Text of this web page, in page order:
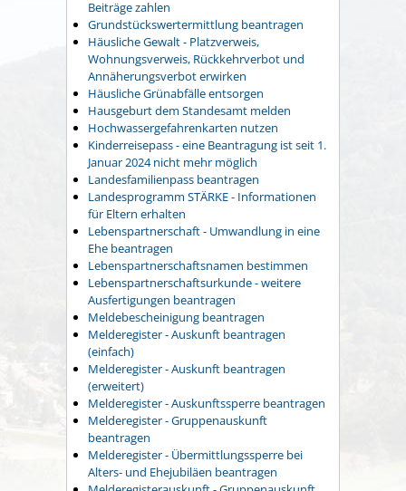
Beiträge zahlen
Grundstückswertermittlung beantragen
Häusliche Gewalt - Platzverweis,
Wohnungsverweis, Rückkehrverbot und
Annäherungsverbot erwirken
Häusliche Grünabfälle entsorgen
Hausgeburt dem Standesamt melden
Hochwassergefahrenkarten nutzen
Kinderreisepass - eine Beantragung ist seit 1.
Januar 2024 nicht mehr möglich
Landesfamilienpass beantragen
Landesprogramm STÄRKE - Informationen
für Eltern erhalten
Lebenspartnerschaft - Umwandlung in eine
Ehe beantragen
Lebenspartnerschaftsnamen bestimmen
Lebenspartnerschaftsurkunde - weitere
Ausfertigungen beantragen
Meldebescheinigung beantragen
Melderegister - Auskunft beantragen
(einfach)
Melderegister - Auskunft beantragen
(erweitert)
Melderegister - Auskunftssperre beantragen
Melderegister - Gruppenauskunft
beantragen
Melderegister - Übermittlungssperre bei
Alters- und Ehejubiläen beantragen